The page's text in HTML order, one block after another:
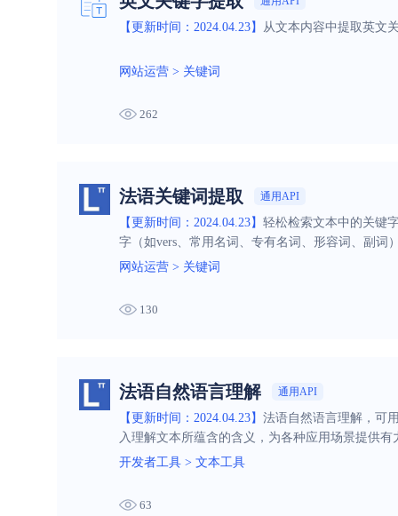
【更新时间：2024.04.23】 从文本内容中提取英文
网站运营 > 关键词
262
法语关键词提取 通用API
【更新时间：2024.04.23】 轻松检索文本中的关键
字（如vers、常用名词、专有名词、形容词、副词
网站运营 > 关键词
130
法语自然语言理解 通用API
【更新时间：2024.04.23】 法语自然语言理解，可
入理解文本所蕴含的含义，为各种应用场景提供有
开发者工具 > 文本工具
63